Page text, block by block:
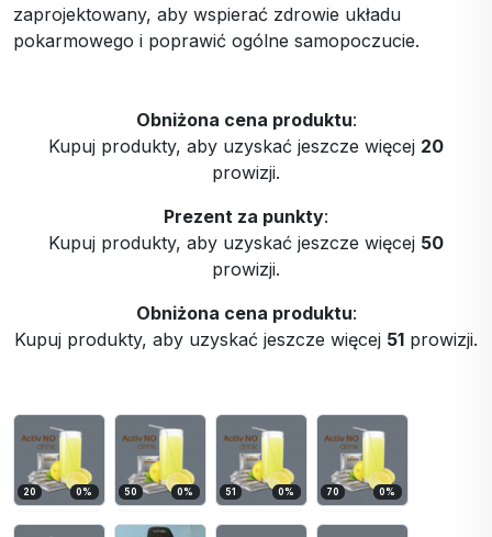
zaprojektowany, aby wspierać zdrowie układu
pokarmowego i poprawić ogólne samopoczucie.
Obniżona cena produktu:
Kupuj produkty, aby uzyskać jeszcze więcej 20
prowizji.
Prezent za punkty:
Kupuj produkty, aby uzyskać jeszcze więcej 50
prowizji.
Obniżona cena produktu:
Kupuj produkty, aby uzyskać jeszcze więcej 51 prowizji.
20 0% 50 0% 51 0% 70 0%